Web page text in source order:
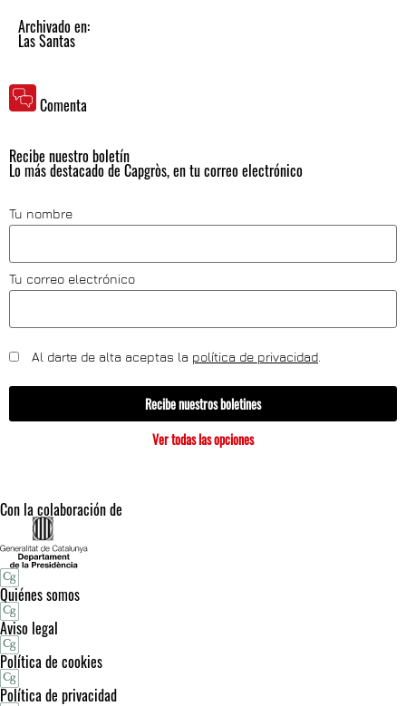
Archivado en:
Las Santas
Comenta
Recibe nuestro boletín
Lo más destacado de Capgròs, en tu correo electrónico
Tu nombre
Tu correo electrónico
Al darte de alta aceptas la política de privacidad
Recibe nuestros boletines
Ver todas las opciones
Con la colaboración de
Quiénes somos
Aviso legal
Política de cookies
Política de privacidad